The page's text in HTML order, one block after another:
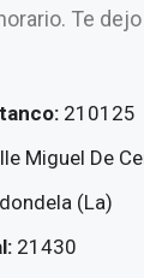
Te
210125
Miguel De
(La)
21430